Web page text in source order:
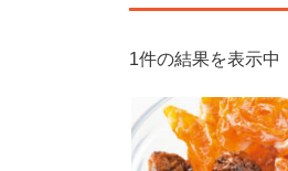
1件の結果を表示中